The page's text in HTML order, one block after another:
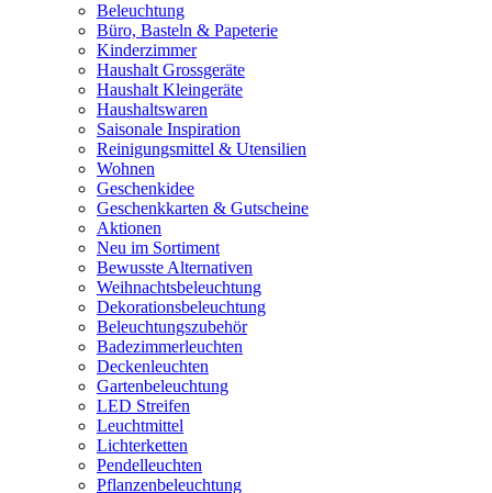
Beleuchtung
Büro, Basteln & Papeterie
Kinderzimmer
Haushalt Grossgeräte
Haushalt Kleingeräte
Haushaltswaren
Saisonale Inspiration
Reinigungsmittel & Utensilien
Wohnen
Geschenkidee
Geschenkkarten & Gutscheine
Aktionen
Neu im Sortiment
Bewusste Alternativen
Weihnachtsbeleuchtung
Dekorationsbeleuchtung
Beleuchtungszubehör
Badezimmerleuchten
Deckenleuchten
Gartenbeleuchtung
LED Streifen
Leuchtmittel
Lichterketten
Pendelleuchten
Pflanzenbeleuchtung